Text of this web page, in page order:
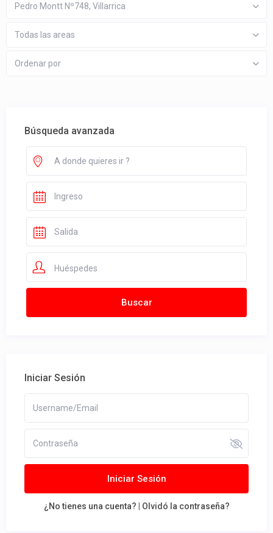
Pedro Montt Nº748, Villarrica
Todas las areas
Ordenar por
Búsqueda avanzada
Huéspedes
Iniciar Sesión
Iniciar Sesión
¿No tienes una cuenta? Olvidó la contraseña?